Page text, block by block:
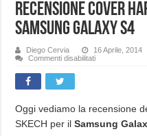
Recensione Cover
Samsung Galaxy S4
Diego Cervia 16 Aprile, 2014
Commenti disabilitatisu
SKECH
per
Samsung
Galaxy
Oggi vediamo la recensione
SKECH per ilSamsung